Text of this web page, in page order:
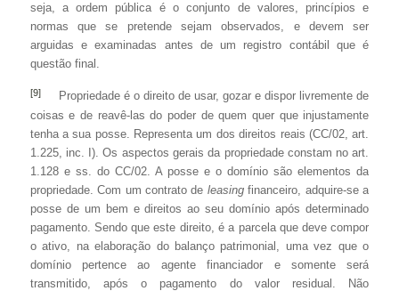
seja, a ordem pública é o conjunto de valores, princípios e
normas que se pretende sejam observados, e devem ser
arguidas e examinadas antes de um registro contábil que é
questão final.
[9]Propriedade é o direito de usar, gozar e dispor livremente de
coisas e de reavê-las do poder de quem quer que injustamente
tenha a sua posse. Representa um dos direitos reais (CC/02, art.
1.225, inc. I). Os aspectos gerais da propriedade constam no art.
1.128 e ss. do CC/02. A posse e o domínio são elementos da
propriedade. Com um contrato de leasingfinanceiro, adquire-se a
posse de um bem e direitos ao seu domínio após determinado
pagamento. Sendo que este direito, é a parcela que deve compor
o ativo, na elaboração do balanço patrimonial, uma vez que o
domínio pertence ao agente financiador e somente será
transmitido, após o pagamento do valor residual. Não